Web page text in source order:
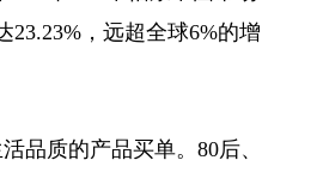
23.23%，远超全球6%的增
质的产品买单。80后、